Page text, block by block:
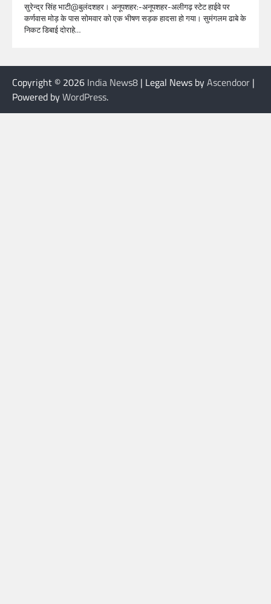
सुरेन्द्र सिंह भाटी@बुलंदशहर। अनूपशहर:-अनूपशहर-अलीगढ़ स्टेट हाईवे पर
कर्णवास मोड़ के पास सोमवार को एक भीषण सड़क हादसा हो गया। सुमंगलम ढाबे के
निकट डिबाई दोराहे…
Copyright © 2026 India News8 | Legal News byAscendoor |
Powered byWordPress.